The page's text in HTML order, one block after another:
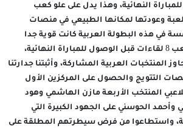
النهائية، وهذا يدل على علو كعب
وعودتها لمكانها الطبيعي في منصات
في هذه البطولة العربية كانت قوية جدا
وخاصة أن كل منتخب لعب 8 لقاءات قبل الوصول للمباراة النهائية،
المنتخبات العربية المشاركة، وأثبتنا جدارتنا
التتويج والحصول على المركزين الأول
المنتخب الأربعة مازن الهاشمي وهود
وأحمد الحوسني على الجهود الكبيرة التي
واستطاعوا من فرض سيطرتهم المطلقة على